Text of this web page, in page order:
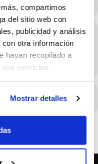
compartimos
del sitio web con
publicidad y análisis
otra información
hayan recopilado a
sus servicios.
Mostrar detalles
detalles del evento
GOOGLE